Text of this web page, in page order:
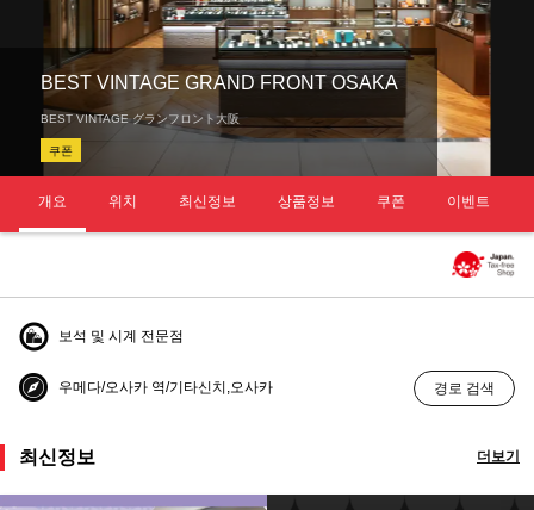
BEST VINTAGE GRAND FRONT OSAKA
BEST VINTAGE グランフロント大阪
쿠폰
개요 위치 최신정보 상품정보 쿠폰 이벤트
보석 및 시계 전문점
우메다/오사카 역/기타신치,오사카 경로 검색
최신정보 더보기